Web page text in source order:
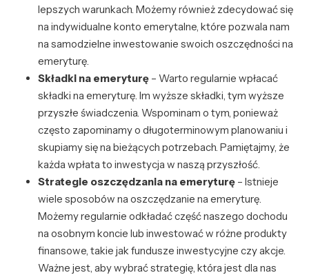
lepszych warunkach. Możemy również zdecydować się
na indywidualne konto emerytalne, które pozwala nam
na samodzielne inwestowanie swoich oszczędności na
emeryturę.
Składki na emeryturę – Warto regularnie wpłacać
składki na emeryturę. Im wyższe składki, tym wyższe
przyszłe świadczenia. Wspominam o tym, ponieważ
często zapominamy o długoterminowym planowaniu i
skupiamy się na bieżących potrzebach. Pamiętajmy, że
każda wpłata to inwestycja w naszą przyszłość.
Strategie oszczędzania na emeryturę – Istnieje
wiele sposobów na oszczędzanie na emeryturę.
Możemy regularnie odkładać część naszego dochodu
na osobnym koncie lub inwestować w różne produkty
finansowe, takie jak fundusze inwestycyjne czy akcje.
Ważne jest, aby wybrać strategię, która jest dla nas